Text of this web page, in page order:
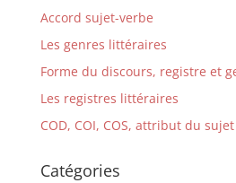
Accord sujet-verbe
Les genres littéraires
Forme du discours, registre et
Les registres littéraires
COD, COI, COS, attribut du sujet
Catégories